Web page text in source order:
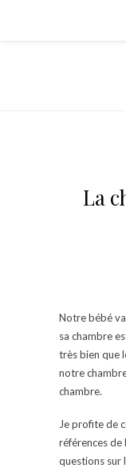
La
Notre bébé
sa chambre
très bien que
notre
chambre.
Je profite de
références de
questions sur